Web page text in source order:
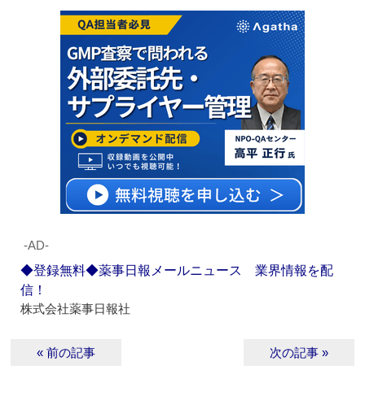
‐AD‐
◆登録無料◆薬事日報メールニュース 業界情報を配
信！
株式会社薬事日報社
« 前の記事 次の記事 »